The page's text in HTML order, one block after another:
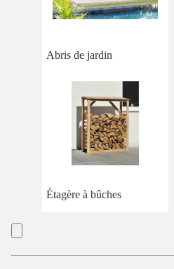
Abris de jardin
Étagère à bûches